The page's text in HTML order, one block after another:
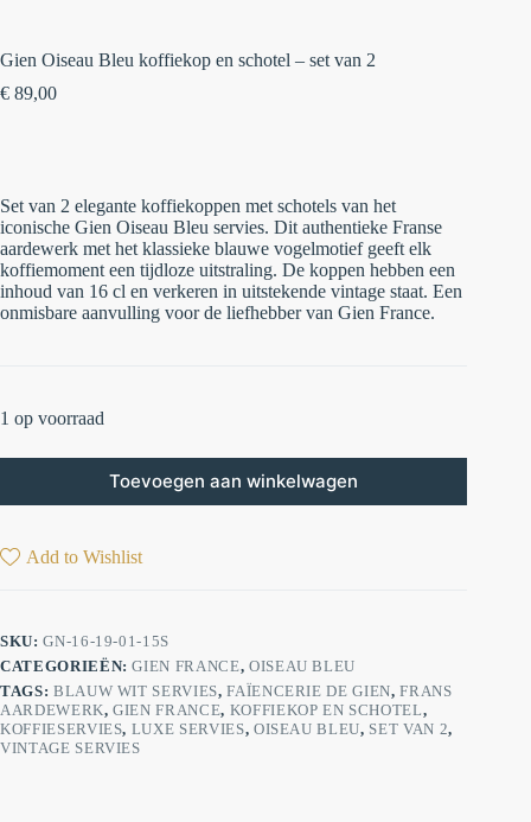
Gien Oiseau Bleu koffiekop en schotel – set van 2
€ 89,00
Set van 2 elegante koffiekoppen met schotels van het
iconische Gien Oiseau Bleu servies. Dit authentieke Franse
aardewerk met het klassieke blauwe vogelmotief geeft elk
koffiemoment een tijdloze uitstraling. De koppen hebben een
inhoud van 16 cl en verkeren in uitstekende vintage staat. Een
onmisbare aanvulling voor de liefhebber van Gien France.
1 op voorraad
Toevoegen aan winkelwagen
Add to Wishlist
SKU:GN-16-19-01-15S
CATEGORIEËN:GIEN FRANCE, OISEAU BLEU
TAGS: BLAUW WIT SERVIES,FAÏENCERIE DE GIEN,FRANS
AARDEWERK,GIEN FRANCE, KOFFIEKOP EN SCHOTEL,
KOFFIESERVIES, LUXE SERVIES, OISEAU BLEU, SET VAN 2,
VINTAGE SERVIES